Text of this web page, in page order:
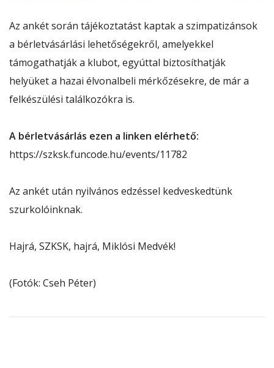
Az ankét során tájékoztatást kaptak a szimpatizánsok
a bérletvásárlási lehetőségekről, amelyekkel
támogathatják a klubot, egyúttal biztosíthatják
helyüket a hazai élvonalbeli mérkőzésekre, de már a
felkészülési találkozókra is.
A bérletvásárlás ezen a linken elérhető:
https://szksk.funcode.hu/events/11782
Az ankét után nyilvános edzéssel kedveskedtünk
szurkolóinknak.
Hajrá, SZKSK, hajrá, Miklósi Medvék!
(Fotók: Cseh Péter)